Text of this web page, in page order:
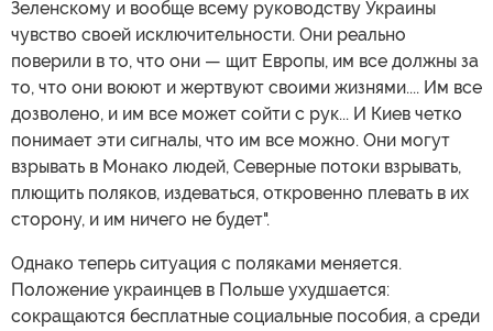
Зеленскому и вообще всему руководству Украины
чувство своей исключительности. Они реально
поверили в то, что они — щит Европы, им все должны за
то, что они воюют и жертвуют своими жизнями.... Им все
дозволено, и им все может сойти с рук... И Киев четко
понимает эти сигналы, что им все можно. Они могут
взрывать в Монако людей, Северные потоки взрывать,
плющить поляков, издеваться, откровенно плевать в их
сторону, и им ничего не будет".
Однако теперь ситуация с поляками меняется.
Положение украинцев в Польше ухудшается:
сокращаются бесплатные социальные пособия, а среди